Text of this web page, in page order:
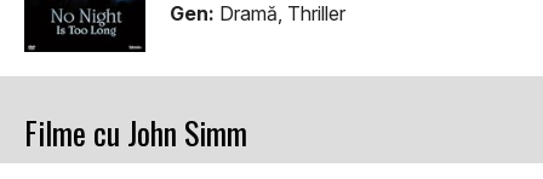
Gen: Dramă, Thriller
Filme cu John Simm